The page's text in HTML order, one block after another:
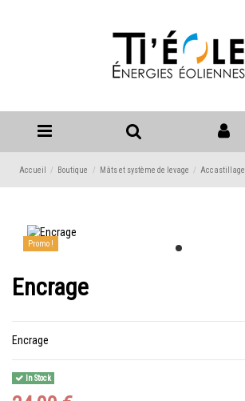
Accueil Boutique Mâts et système de levage Accastillage
Promo !
Encrage
Encrage
In Stock